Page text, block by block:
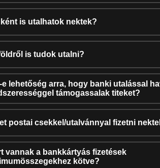
is utalhatok nektek?
is tudok utalni?
e lehetőség arra, hogy banki utalással
támogassalak titeket?
postai csekkel/utalvánnyal fizetni
vannak a bankkártyás fizetések
kötve?